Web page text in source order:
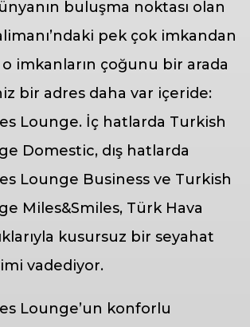
buluşma noktası olan
pek çok imkandan
imkanların çoğunu bir arada
bir adres daha var içeride:
Lounge. İç hatlarda Turkish
Domestic, dış hatlarda
Lounge Business ve Turkish
Miles&Smiles, Türk Hava
kusursuz bir seyahat
vadediyor.
Lounge’un konforlu